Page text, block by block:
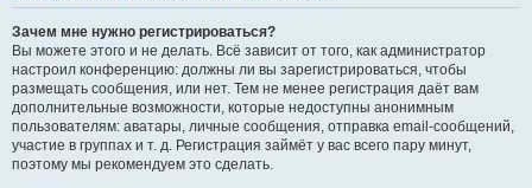
Зачем мне нужно регистрироваться?
Вы можете этого и не делать. Всё зависит от того, как администратор
настроил конференцию: должны ли вы зарегистрироваться, чтобы
размещать сообщения, или нет. Тем не менее регистрация даёт вам
дополнительные возможности, которые недоступны анонимным
пользователям: аватары, личные сообщения, отправка email-сообщений,
участие в группах и т. д. Регистрация займёт у вас всего пару минут,
поэтому мы рекомендуем это сделать.